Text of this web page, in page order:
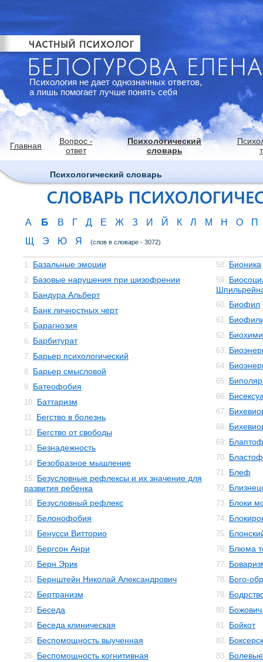
Психология не дает однозначных ответов,
а лишь помогает лучше понять себя
Главная
Вопрос -
ответ
Психологический
словарь
Психологический словарь
А Б В Г Д Е Ж З И Й К Л М Н О
П
Щ
Э Ю Я (слов в словаре - 3072)
1. Базальные эмоции
2. Базовые нарушения при шизофрении
3. Бандура Альберт
4. Банк личностных черт
5. Барагнозия
6. Барбитурат
7. Барьер психологический
8. Барьер смысловой
9. Батеофобия
10. Баттаризм
11. Бегство в болезнь
12. Бегство от свободы
13. Безнадежность
14. Безобразное мышление
15. Безусловные рефлексы и их значение для
развития ребенка
16. Безусловный рефлекс
17. Белонофобия
18. Бенусси Витторио
19. Бергсон Анри
20. Берн Эрик
21. Бернштейн Николай Александрович
22. Бертранизм
23. Беседа
24. Беседа клиническая
25. Беспомощность выученная
26. Беспомощность когнитивная
58. Бионика
59.
60. Биофил
61.
62.
63.
64.
65.
66.
67.
68.
69.
70.
71. Блеф
72.
73. Блоки
74.
75.
76. Блюма
77.
78. Бого-
79.
80.
81. Бойкот
82.
83.